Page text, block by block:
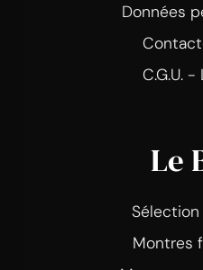
Données
C.G.U.
Le
Montres